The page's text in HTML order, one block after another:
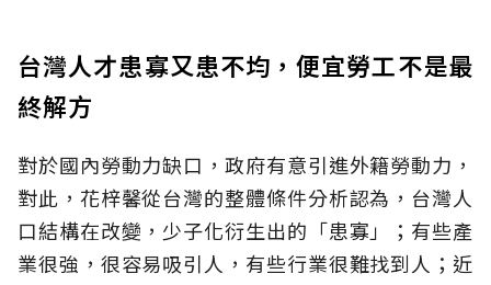
台灣人才患寡又患不均，便宜勞工不是最
終解方
對於國內勞動力缺口，政府有意引進外籍勞動力，
對此，花梓馨從台灣的整體條件分析認為，台灣人
口結構在改變，少子化衍生出的「患寡」；有些產
業很強，很容易吸引人，有些行業很難找到人；近